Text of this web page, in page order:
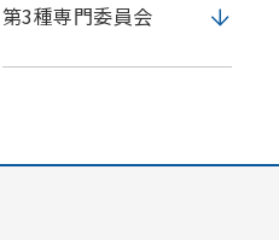
第3種専門委員会